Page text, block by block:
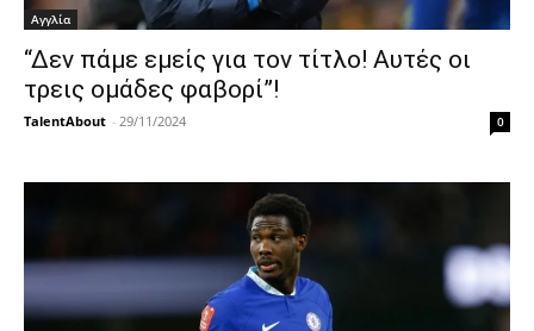
Αγγλία
“Δεν πάμε εμείς για τον τίτλο! Αυτές οι
τρεις ομάδες φαβορί”!
TalentAbout - 29/11/2024 0